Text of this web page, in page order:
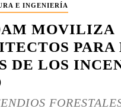
E INGENIERÍA
MOVILIZA
PARA
DE LOS